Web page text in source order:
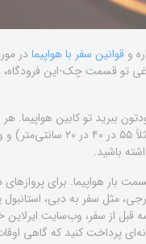
و قوانین سفر با هواپیما در
تو قسمت چک-این
ببرید تو کابین هواپیما. هر
باشید.
بار هواپیما. برای
۲۵ کیلوگرمه. اما برای پروازهای خارجی، مثل سفر
پرداخت کنید که گاهی